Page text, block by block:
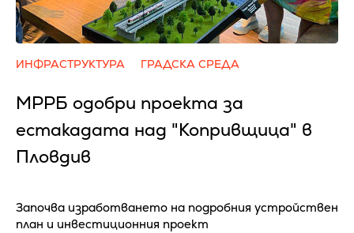
ИНФРАСТРУКТУРА ГРАДСКА СРЕДА
МРРБ одобри проекта за
естакадата над "Копривщица" в
Пловдив
Започва изработването на подробния устройствен
план и инвестиционния проект